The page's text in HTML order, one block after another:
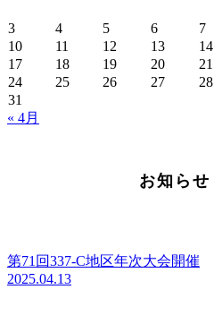
3
4 5 6 7
10
11 12 13 14
17
18 19 20 21
24
25 26 27 28
31
« 4月
お知らせ
第71回337-C地区年次大会開催
2025.04.13